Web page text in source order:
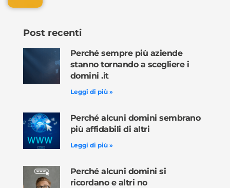
Post recenti
Perché sempre più aziende
stanno tornando a scegliere i
domini .it
Leggi di più »
Perché alcuni domini sembrano
più affidabili di altri
Leggi di più »
Perché alcuni domini si
ricordano e altri no